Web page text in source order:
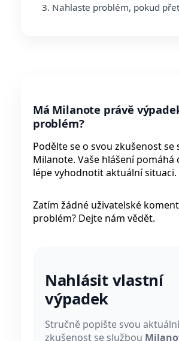
Nahlaste problém, pokud
Má Milanote právě
problém?
Podělte se o svou zkušenost se
Milanote. Vaše hlášení pomáhá
lépe vyhodnotit aktuální situaci.
Zatím žádné uživatelské
problém? Dejte nám vědět.
Nahlásit vlastní
výpadek
Stručně popište svou aktuální
zkušenost se službou